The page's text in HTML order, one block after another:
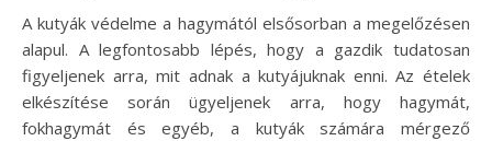
A kutyák védelme a hagymától elsősorban a megelőzésen
alapul. A legfontosabb lépés, hogy a gazdik tudatosan
figyeljenek arra, mit adnak a kutyájuknak enni. Az ételek
elkészítése során ügyeljenek arra, hogy hagymát,
fokhagymát és egyéb, a kutyák számára mérgező